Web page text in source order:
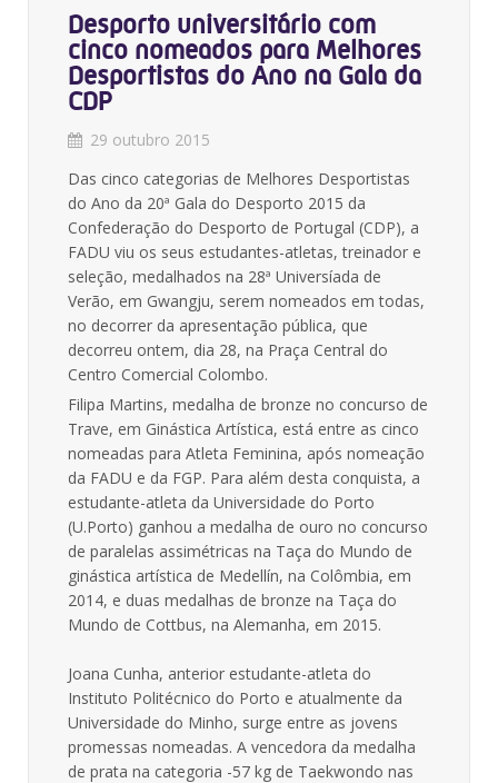
Desporto universitário com
cinco nomeados para Melhores
Desportistas do Ano na Gala da
CDP
29 outubro 2015
Das cinco categorias de Melhores Desportistas
do Ano da 20ª Gala do Desporto 2015 da
Confederação do Desporto de Portugal (CDP), a
FADU viu os seus estudantes-atletas, treinador e
seleção, medalhados na 28ª Universíada de
Verão, em Gwangju, serem nomeados em todas,
no decorrer da apresentação pública, que
decorreu ontem, dia 28, na Praça Central do
Centro Comercial Colombo.
Filipa Martins, medalha de bronze no concurso de
Trave, em Ginástica Artística, está entre as cinco
nomeadas para Atleta Feminina, após nomeação
da FADU e da FGP. Para além desta conquista, a
estudante-atleta da Universidade do Porto
(U.Porto) ganhou a medalha de ouro no concurso
de paralelas assimétricas na Taça do Mundo de
ginástica artística de Medellín, na Colômbia, em
2014, e duas medalhas de bronze na Taça do
Mundo de Cottbus, na Alemanha, em 2015.
Joana Cunha, anterior estudante-atleta do
Instituto Politécnico do Porto e atualmente da
Universidade do Minho, surge entre as jovens
promessas nomeadas. A vencedora da medalha
de prata na categoria -57 kg de Taekwondo nas